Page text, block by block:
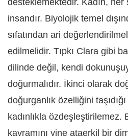
insandır. Biyolojik temel
sıfatından ari
edilmelidir. Tıpkı Clara gibi
dilinde değil, kendi
doğurmalıdır. İkinci olarak
doğurganlık özelliğini
kadınlıkla özdeşleştirilemez.
kavramını yine ataerkil bir